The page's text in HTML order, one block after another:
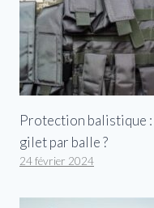
Protection balistique
gilet par balle ?
24 février 2024